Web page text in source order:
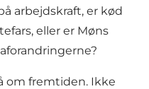
arbejdskraft, er kød
eller er Møns
om fremtiden. Ikke